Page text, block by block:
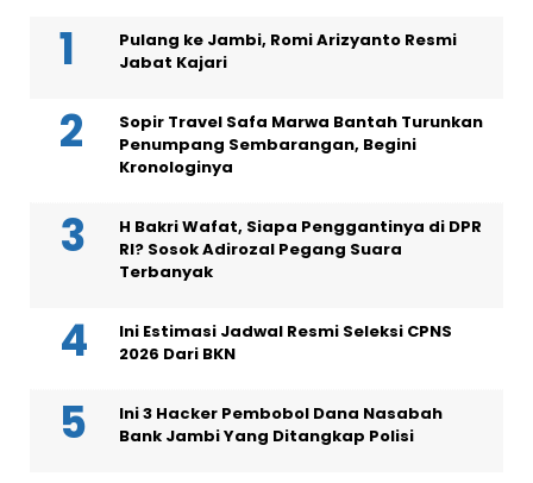
Pulang ke Jambi, Romi Arizyanto Resmi
Jabat Kajari
Sopir Travel Safa Marwa Bantah Turunkan
Penumpang Sembarangan, Begini
Kronologinya
H Bakri Wafat, Siapa Penggantinya di DPR
RI? Sosok Adirozal Pegang Suara
Terbanyak
Ini Estimasi Jadwal Resmi Seleksi CPNS
2026 Dari BKN
Ini 3 Hacker Pembobol Dana Nasabah
Bank Jambi Yang Ditangkap Polisi